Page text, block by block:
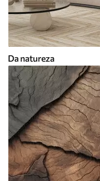
Da natureza